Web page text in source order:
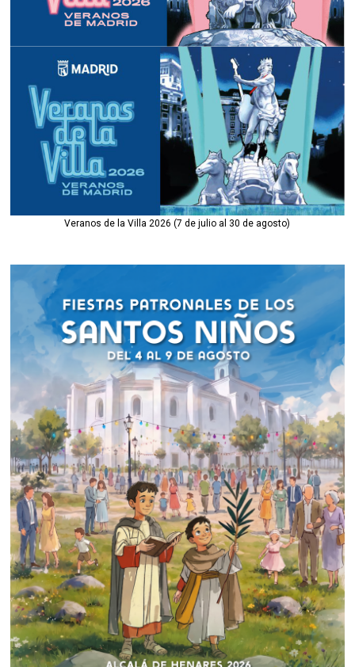
Veranos de la Villa 2026 (7 de julio al 30 de agosto)